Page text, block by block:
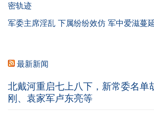
密轨迹
军委主席淫乱 下属纷纷效仿 军中爱滋蔓
最新新闻
北戴河重启七上八下，新常委名单
刚、袁家军卢东亮等